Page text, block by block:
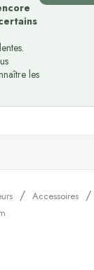
les
Accessoires